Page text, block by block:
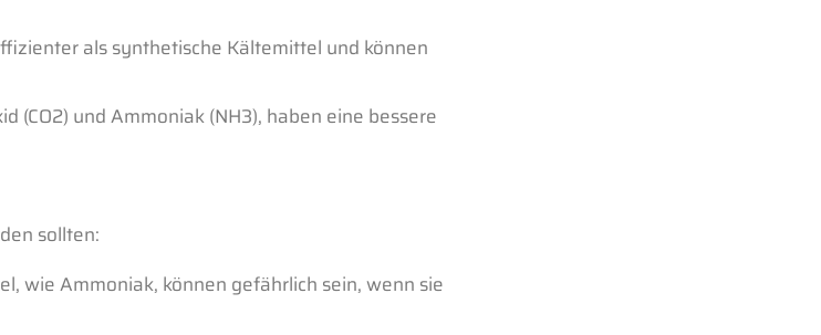
alssynthetische Kältemittel und können
(CO2) und Ammoniak (NH3), haben eine bessere
sollten:
wie Ammoniak, können gefährlich sein, wenn sie